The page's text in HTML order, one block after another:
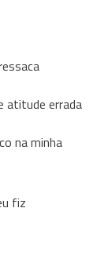
atitude errada
na minha
fiz